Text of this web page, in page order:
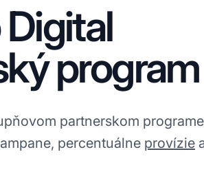
program
partnerskom
percentuálne provízie